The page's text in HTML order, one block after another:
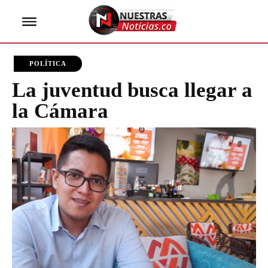
POLÍTICA
La juventud busca llegar a
la Cámara